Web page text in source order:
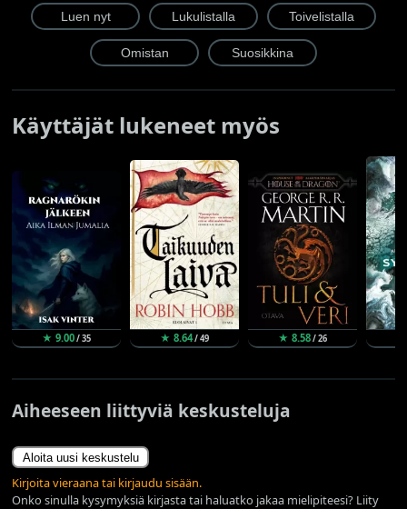
Käyttäjät lukeneet myös
★ 9.00/ 35 ★ 8.64/ 49 ★ 8.58/ 26
Aiheeseen liittyviä keskusteluja
Aloita uusi keskustelu
Kirjoita vieraana tai kirjaudu sisään.
Onko sinulla kysymyksiä kirjasta tai haluatko jakaa mielipiteesi? Liity